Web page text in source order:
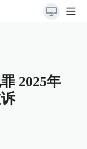
2025年